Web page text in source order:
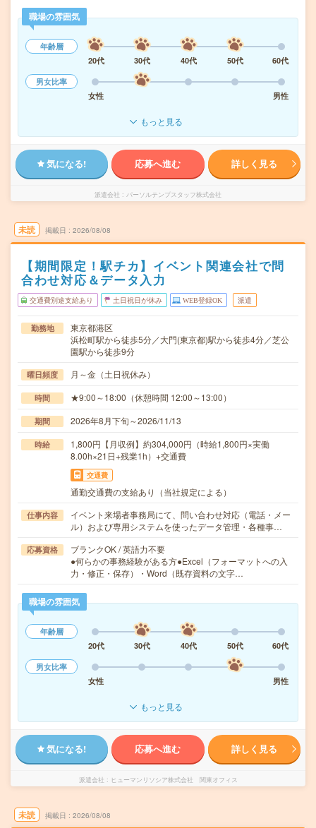
職場の雰囲気
年齢層
20代
30代 40代 50代
60代
男女比率
女性
男性
もっと見る
気になる! 応募へ進む 詳しく見る
派遣会社 パーソルテンプスタッフ株式会社
未読 掲載日 2026/08/08
【期間限定！駅チカ】イベント関連会社で問
合わせ対応＆データ入力
交通費別途支給あり 土日祝日が休み WEB登録OK 派遣
勤務地
東京都港区
浜松町駅から徒歩5分／大門(東京都)駅から徒歩4分／芝公
園駅から徒歩9分
曜日頻度 月～金（土日祝休み）
時間 ★9:00～18:00（休憩時間 12:00～13:00）
期間 2026年8月下旬～2026/11/13
時給
1,800円【月収例】約304,000円（時給1,800円×実働
8.00h×21日+残業1h）+交通費
交通費
通勤交通費の支給あり（当社規定による）
仕事内容
イベント来場者事務局にて、問い合わせ対応（電話・メー
ル）および専用システムを使ったデータ管理・各種事…
応募資格
ブランクOK / 英語力不要
●何らかの事務経験がある方●Excel（フォーマットへの入
力・修正・保存）・Word（既存資料の文字…
職場の雰囲気
年齢層
20代
30代 40代 50代
60代
男女比率
女性
男性
もっと見る
気になる! 応募へ進む 詳しく見る
派遣会社 ヒューマンリソシア株式会社 関東オフィス
未読 掲載日 2026/08/08